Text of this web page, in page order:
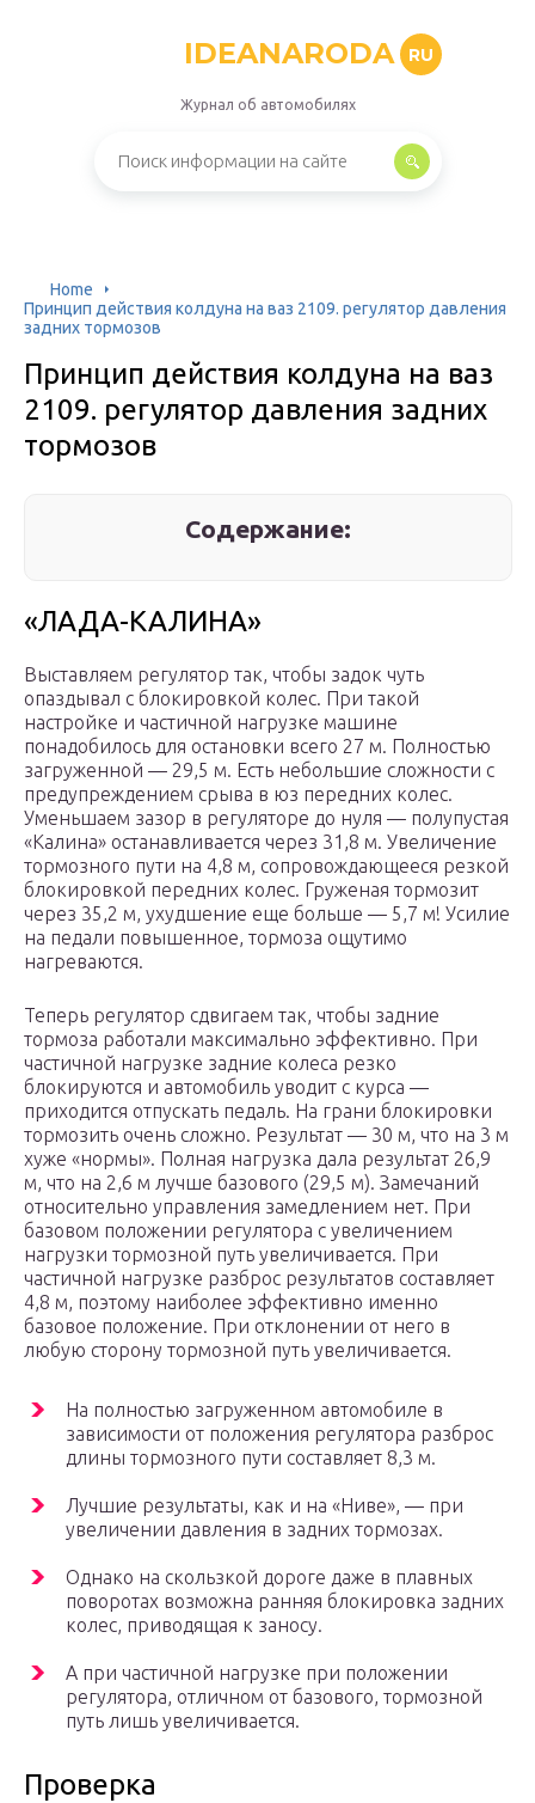
IDEANARODA RU
Журнал об автомобилях
Home
Принцип действия колдуна на ваз 2109. регулятор давления
задних тормозов
Принцип действия колдуна на ваз
2109. регулятор давления задних
тормозов
Содержание:
«ЛАДА-КАЛИНА»
Выставляем регулятор так, чтобы задок чуть
опаздывал с блокировкой колес. При такой
настройке и частичной нагрузке машине
понадобилось для остановки всего 27 м. Полностью
загруженной — 29,5 м. Есть небольшие сложности с
предупреждением срыва в юз передних колес.
Уменьшаем зазор в регуляторе до нуля — полупустая
«Калина» останавливается через 31,8 м. Увеличение
тормозного пути на 4,8 м, сопровождающееся резкой
блокировкой передних колес. Груженая тормозит
через 35,2 м, ухудшение еще больше — 5,7 м! Усилие
на педали повышенное, тормоза ощутимо
нагреваются.
Теперь регулятор сдвигаем так, чтобы задние
тормоза работали максимально эффективно. При
частичной нагрузке задние колеса резко
блокируются и автомобиль уводит с курса —
приходится отпускать педаль. На грани блокировки
тормозить очень сложно. Результат — 30 м, что на 3 м
хуже «нормы». Полная нагрузка дала результат 26,9
м, что на 2,6 м лучше базового (29,5 м). Замечаний
относительно управления замедлением нет. При
базовом положении регулятора с увеличением
нагрузки тормозной путь увеличивается. При
частичной нагрузке разброс результатов составляет
4,8 м, поэтому наиболее эффективно именно
базовое положение. При отклонении от него в
любую сторону тормозной путь увеличивается.
На полностью загруженном автомобиле в
зависимости от положения регулятора разброс
длины тормозного пути составляет 8,3 м.
Лучшие результаты, как и на «Ниве», — при
увеличении давления в задних тормозах.
Однако на скользкой дороге даже в плавных
поворотах возможна ранняя блокировка задних
колес, приводящая к заносу.
А при частичной нагрузке при положении
регулятора, отличном от базового, тормозной
путь лишь увеличивается.
Проверка